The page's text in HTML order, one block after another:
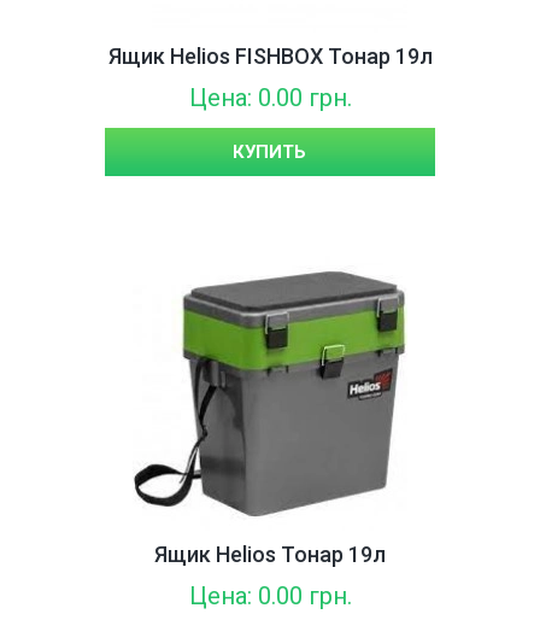
Ящик Helios FISHBOX Тонар 19л
Цена: 0.00 грн.
КУПИТЬ
Ящик Helios Тонар 19л
Цена: 0.00 грн.